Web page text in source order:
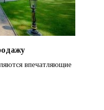
впечатляющие